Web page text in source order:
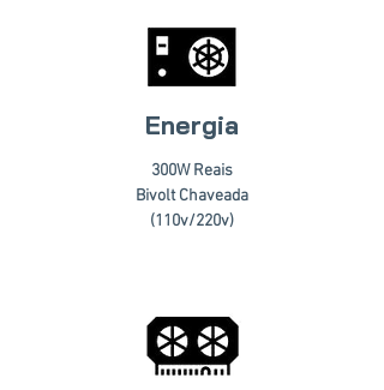
Energia
300W Reais
Bivolt Chaveada
(110v/220v)